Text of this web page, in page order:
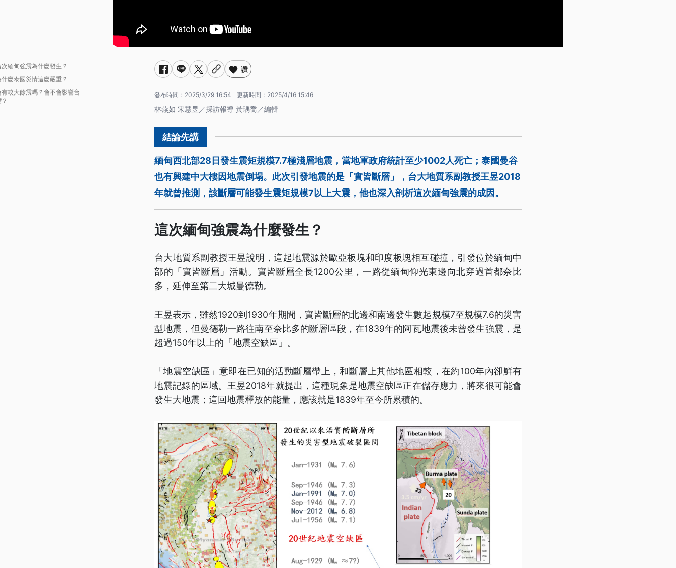
次緬甸強震為什麼發生？
什麼泰國災情這麼嚴重？
有較大餘震嗎？會不會影響台
讚
發布時間： 2025/3/29 16:54 更新時間： 2025/4/16 15:46
林燕如 宋慧昱／採訪報導 黃瑀喬／編輯
緬甸西北部28日發生震矩規模7.7極淺層地震，當地軍政府統計至少1002人死亡；泰國曼谷
也有興建中大樓因地震倒塌。此次引發地震的是「實皆斷層」，台大地質系副教授王昱2018
年就曾推測，該斷層可能發生震矩規模7以上大震，他也深入剖析這次緬甸強震的成因。
這次緬甸強震為什麼發生？
台大地質系副教授王昱說明，這起地震源於歐亞板塊和印度板塊相互碰撞，引發位於緬甸中
部的「實皆斷層」活動。實皆斷層全長1200公里，一路從緬甸仰光東邊向北穿過首都奈比
多，延伸至第二大城曼德勒。
王昱表示，雖然1920到1930年期間，實皆斷層的北邊和南邊發生數起規模7至規模7.6的災害
型地震，但曼德勒一路往南至奈比多的斷層區段，在1839年的阿瓦地震後未曾發生強震，是
超過150年以上的「地震空缺區」。
「地震空缺區」意即在已知的活動斷層帶上，和斷層上其他地區相較，在約100年內卻鮮有
地震記錄的區域。王昱2018年就提出，這種現象是地震空缺區正在儲存應力，將來很可能會
發生大地震；這回地震釋放的能量，應該就是1839年至今所累積的。